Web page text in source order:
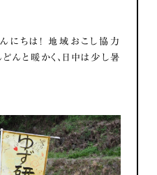
ちは！ 地域おこし協力
と暖かく、日中は少し暑